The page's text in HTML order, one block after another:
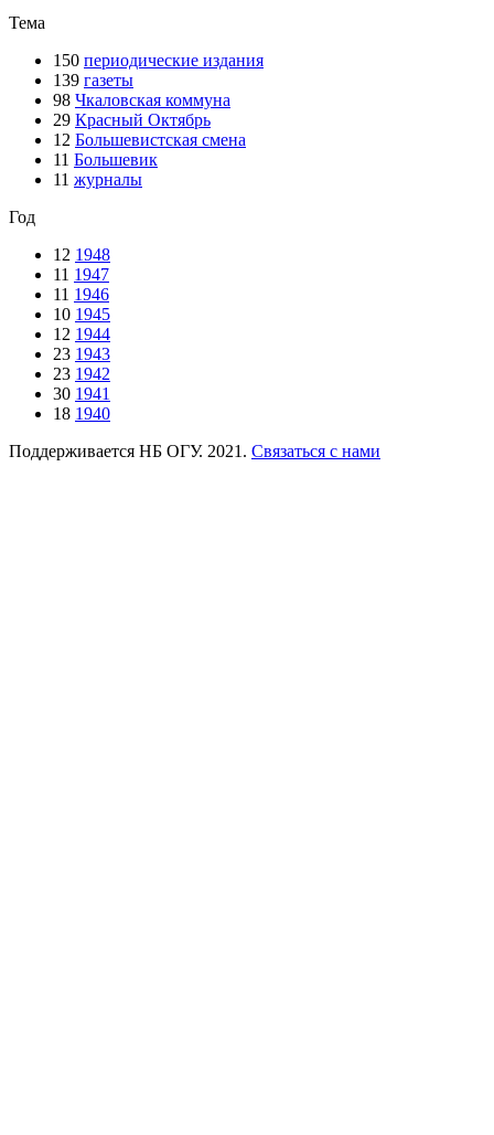
Тема
150 периодические издания
139 газеты
98 Чкаловская коммуна
29 Красный Октябрь
12 Большевистская смена
11 Большевик
11 журналы
Год
12 1948
11 1947
11 1946
10 1945
12 1944
23 1943
23 1942
30 1941
18 1940
Поддерживается НБ ОГУ. 2021. Связаться с нами